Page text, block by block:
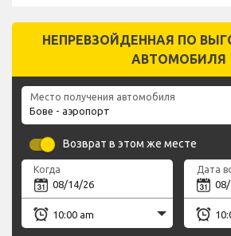
НЕПРЕВЗОЙДЕННАЯ ПО
АВТОМОБИЛЯ
Место получения автомобиля
Возврат в этом же месте
Когда